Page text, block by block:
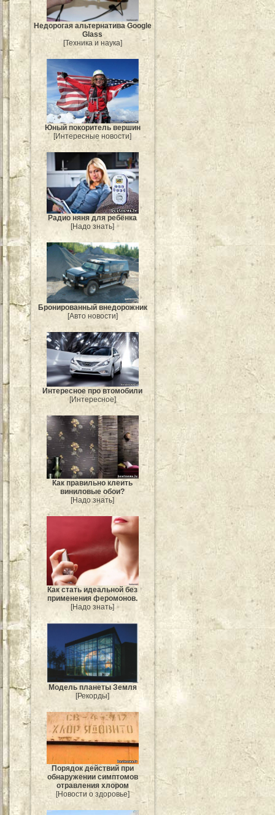
Недорогая альтернатива Google
Glass
[Техника и наука]
Юный покоритель вершин
[Интересные новости]
Радио няня для ребёнка
[Надо знать]
Бронированный внедорожник
[Авто новости]
Интересное про втомобили
[Интересное]
Как правильно клеить
виниловые обои?
[Надо знать]
Как стать идеальной без
применения феромонов.
[Надо знать]
Модель планеты Земля
[Рекорды]
Порядок действий при
обнаружении симптомов
отравления хлором
[Новости о здоровье]